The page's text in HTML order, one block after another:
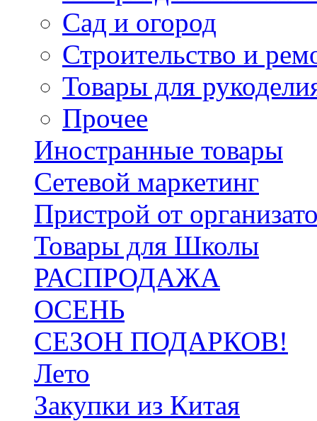
Сад и огород
Строительство и
Товары для
Прочее
Иностранные товары
Сетевой маркетинг
Пристрой от
Товары для Школы
РАСПРОДАЖА
ОСЕНЬ
СЕЗОН ПОДАРКОВ!
Лето
Закупки из Китая